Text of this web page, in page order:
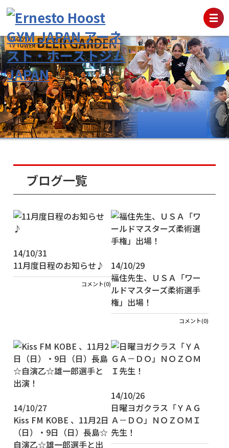
ブログ一覧
14/10/31
11月度日程のお知らせ♪
コメント(0)
14/10/29
福住先生、ＵＳＡ「ワー
ルドマスターズ柔術選手
権」出場！
コメント(0)
14/10/27
Kiss FM KOBE 、11月2日
（日）・9日（日）長島☆
自演乙☆雄一郎選手と出
14/10/26
日曜ヨガクラス「ＹＡＧ
Ａ－ＤＯ」ＮＯＺＯＭＩ
先生！